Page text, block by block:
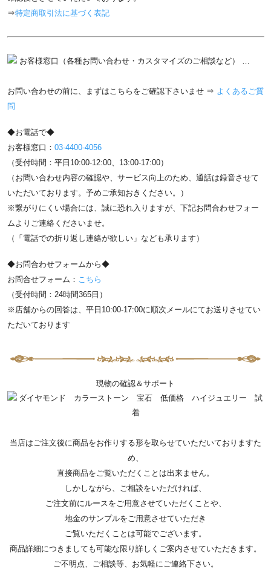
⇒特定商取引法に基づく表記
お客様窓口（各種お問い合わせ・カスタマイズのご相談など） …
お問い合わせの前に、まずはこちらをご確認下さいませ ⇒ よくあるご質
問
◆お電話で◆
お客様窓口： 03-4400-4056
（受付時間：平日10:00-12:00、13:00-17:00）
（お問い合わせ内容の確認や、サービス向上のため、通話は録音させて
いただいております。予めご承知おきください。）
※繋がりにくい場合には、誠に恐れ入りますが、下記お問合わせフォー
ムよりご連絡くださいませ。
（「電話での折り返し連絡が欲しい」なども承ります）
◆お問合わせフォームから◆
お問合せフォーム： こちら
（受付時間：24時間365日）
※店舗からの回答は、平日10:00-17:00に順次メールにてお送りさせてい
ただいております
現物の確認＆サポート
当店はご注文後に商品をお作りする形を取らせていただいておりますた
め、
直接商品をご覧いただくことは出来ません。
しかしながら、ご相談をいただければ、
ご注文前にルースをご用意させていただくことや、
地金のサンプルをご用意させていただき
ご覧いただくことは可能でございます。
商品詳細につきましても可能な限り詳しくご案内させていただきます。
ご不明点、ご相談等、お気軽にご連絡下さい。